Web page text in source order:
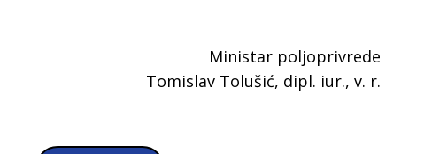
Ministar poljoprivrede
Tomislav Tolušić, dipl. iur., v. r.